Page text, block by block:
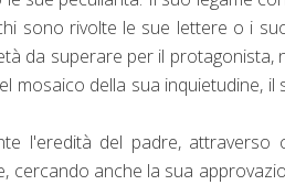
sono rivolte le sue lettere o i
da superare per il
mosaico della sua inquietudine,
l'eredità del padre,
cercando anche la sua